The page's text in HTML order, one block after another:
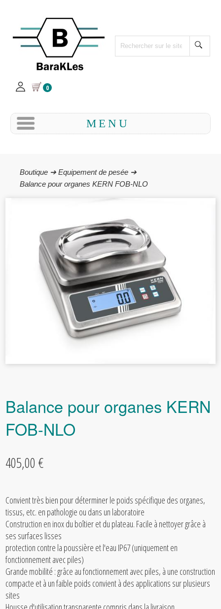
0
MENU
Boutique ➔ Equipement de pesée ➔
Balance pour organes KERN FOB-NLO
Balance pour organes KERN
FOB-NLO
405,00 €
Convient très bien pour déterminer le poids spécifique des organes,
tissus, etc. en pathologie ou dans un laboratoire
Construction en inox du boîtier et du plateau. Facile à nettoyer grâce à
ses surfaces lisses
protection contre la poussière et l'eau IP67 (uniquement en
fonctionnement avec piles)
Grande mobilité : grâce au fonctionnement avec piles, à une construction
compacte et à un faible poids convient à des applications sur plusieurs
sites